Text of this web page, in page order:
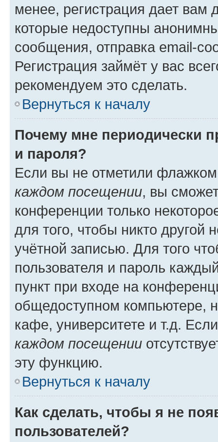
менее, регистрация дает вам
которые недоступны
сообщения, отправка email-
Регистрация займёт у вас
рекомендуем это сделать.
Вернуться к началу
Почему мне периодически
и пароля?
Если вы не отметили
каждом посещении, вы
конференции только
для того, чтобы никто другой
учётной записью. Для того
пользователя и пароль
пункт при входе на
общедоступном компьютере,
кафе, университете и т.д.
каждом посещении
эту функцию.
Вернуться к началу
Как сделать, чтобы я не
пользователей?